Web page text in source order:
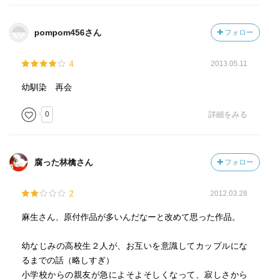
pompom456さん フォロー
4 2013.05.11
幼馴染 再会
0 詳細をみる
腐った林檎さん フォロー
2 2012.03.28
麻生さん、原付作品が多いんだなーと改めて思った作品。
幼なじみの高校生２人が、お互いを意識してカップルにな
るまでの話（略しすぎ）
小学校からの親友が急によそよそしくなって、寂しさから